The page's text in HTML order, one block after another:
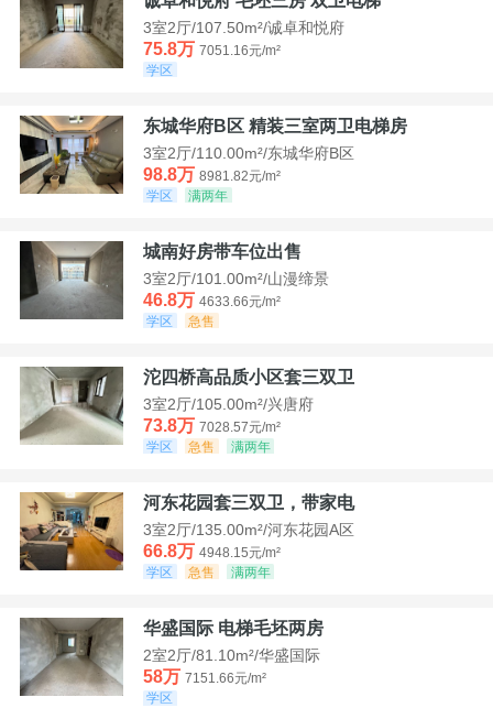
3室2厅/107.50m²/诚卓和悦府
75.8万 7051.16元/m²
学区
东城华府B区 精装三室两卫电梯房
3室2厅/110.00m²/东城华府B区
98.8万 8981.82元/m²
学区
满两年
城南好房带车位出售
3室2厅/101.00m²/山漫缔景
46.8万 4633.66元/m²
学区
急售
沱四桥高品质小区套三双卫
3室2厅/105.00m²/兴唐府
73.8万 7028.57元/m²
学区
急售 满两年
河东花园套三双卫，带家电
3室2厅/135.00m²/河东花园A区
66.8万 4948.15元/m²
学区
急售 满两年
华盛国际 电梯毛坯两房
2室2厅/81.10m²/华盛国际
58万 7151.66元/m²
学区